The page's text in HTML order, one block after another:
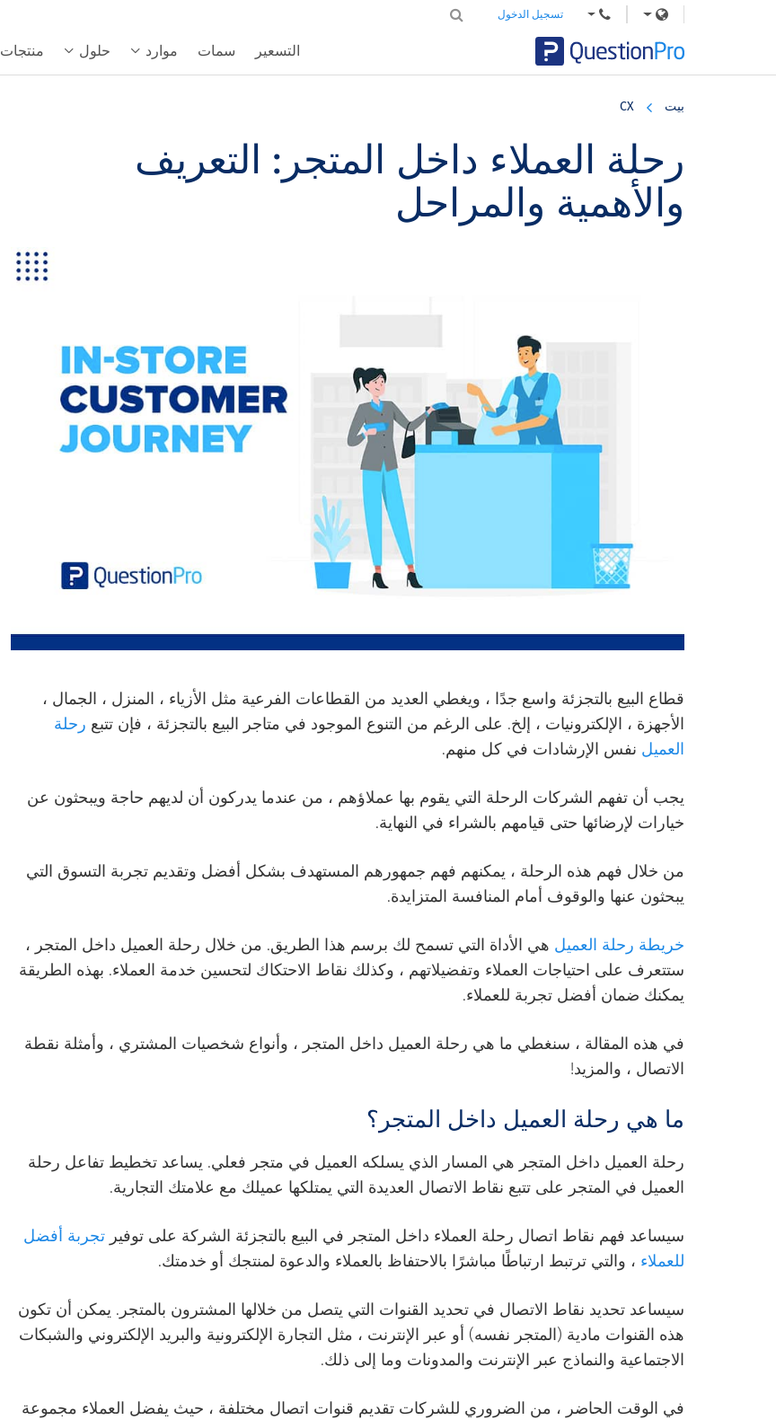
منتجات حلول موارد سمات التسعير
تسجيل الدخول
بيت CX
رحلة العملاء داخل المتجر: التعريف
والأهمية والمراحل
قطاع البيع بالتجزئة واسع جدًا ، ويغطي العديد من القطاعات الفرعية مثل الأزياء ، المنزل ، الجمال ،
الأجهزة ، الإلكترونيات ، إلخ. على الرغم من التنوع الموجود في متاجر البيع بالتجزئة ، فإن تتبع رحلة
العميل نفس الإرشادات في كل منهم.
يجب أن تفهم الشركات الرحلة التي يقوم بها عملاؤهم ، من عندما يدركون أن لديهم حاجة ويبحثون عن
خيارات لإرضائها حتى قيامهم بالشراء في النهاية.
من خلال فهم هذه الرحلة ، يمكنهم فهم جمهورهم المستهدف بشكل أفضل وتقديم تجربة التسوق التي
يبحثون عنها والوقوف أمام المنافسة المتزايدة.
خريطة رحلة العميل هي الأداة التي تسمح لك برسم هذا الطريق. من خلال رحلة العميل داخل المتجر ،
ستتعرف على احتياجات العملاء وتفضيلاتهم ، وكذلك نقاط الاحتكاك لتحسين خدمة العملاء. بهذه الطريقة
يمكنك ضمان أفضل تجربة للعملاء.
في هذه المقالة ، سنغطي ما هي رحلة العميل داخل المتجر ، وأنواع شخصيات المشتري ، وأمثلة نقطة
الاتصال ، والمزيد!
ما هي رحلة العميل داخل المتجر؟
رحلة العميل داخل المتجر هي المسار الذي يسلكه العميل في متجر فعلي. يساعد تخطيط تفاعل رحلة
العميل في المتجر على تتبع نقاط الاتصال العديدة التي يمتلكها عميلك مع علامتك التجارية.
سيساعد فهم نقاط اتصال رحلة العملاء داخل المتجر في البيع بالتجزئة الشركة على توفير تجربة أفضل
للعملاء ، والتي ترتبط ارتباطًا مباشرًا بالاحتفاظ بالعملاء والدعوة لمنتجك أو خدمتك.
سيساعد تحديد نقاط الاتصال في تحديد القنوات التي يتصل من خلالها المشترون بالمتجر. يمكن أن تكون
هذه القنوات مادية (المتجر نفسه) أو عبر الإنترنت ، مثل التجارة الإلكترونية والبريد الإلكتروني والشبكات
الاجتماعية والنماذج عبر الإنترنت والمدونات وما إلى ذلك.
في الوقت الحاضر ، من الضروري للشركات تقديم قنوات اتصال مختلفة ، حيث يفضل العملاء مجموعة